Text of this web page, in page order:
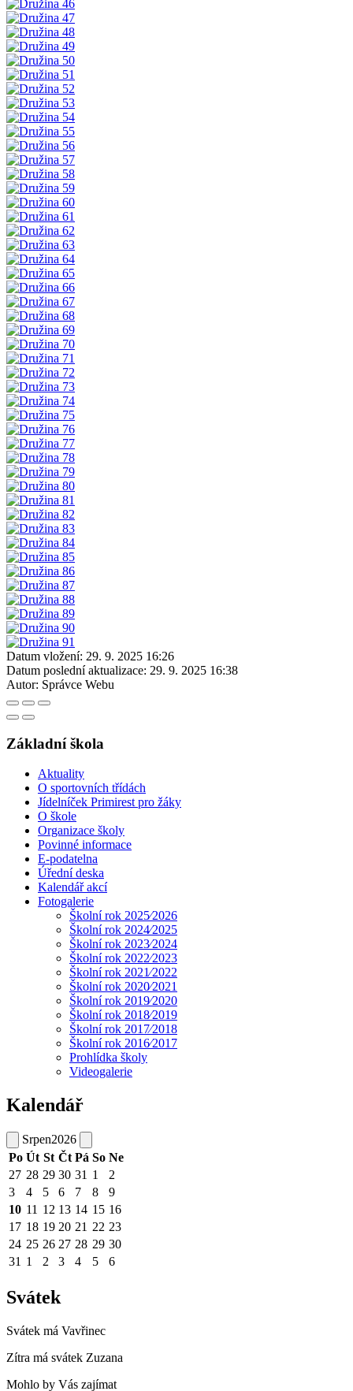
Datum vložení: 29. 9. 2025 16:26
Datum poslední aktualizace: 29. 9. 2025 16:38
Autor: Správce Webu
Základní škola
Aktuality
O sportovních třídách
Jídelníček Primirest pro žáky
O škole
Organizace školy
Povinné informace
E-podatelna
Úřední deska
Kalendář akcí
Fotogalerie
Školní rok 2025⁄2026
Školní rok 2024⁄2025
Školní rok 2023⁄2024
Školní rok 2022⁄2023
Školní rok 2021⁄2022
Školní rok 2020⁄2021
Školní rok 2019⁄2020
Školní rok 2018⁄2019
Školní rok 2017⁄2018
Školní rok 2016⁄2017
Prohlídka školy
Videogalerie
Kalendář
Srpen2026
Po Út St Čt Pá So Ne
27 28 29 30 31 1
2
3
4 5 6 7 8
9
10 11 12 13 14 15 16
17 18 19 20 21 22 23
24 25 26 27 28 29 30
31 1 2 3 4 5 6
Svátek
Svátek má Vavřinec
Zítra má svátek Zuzana
Mohlo by Vás zajímat